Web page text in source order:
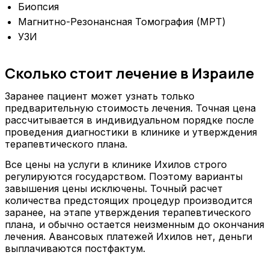
Биопсия
Магнитно-Резонансная Томография (МРТ)
УЗИ
Сколько стоит лечение в Израиле
Заранее пациент может узнать только
предварительную стоимость лечения. Точная цена
рассчитывается в индивидуальном порядке после
проведения диагностики в клинике и утверждения
терапевтического плана.
Все цены на услуги в клинике Ихилов строго
регулируются государством. Поэтому варианты
завышения цены исключены. Точный расчет
количества предстоящих процедур производится
заранее, на этапе утверждения терапевтического
плана, и обычно остается неизменным до окончания
лечения. Авансовых платежей Ихилов нет, деньги
выплачиваются постфактум.